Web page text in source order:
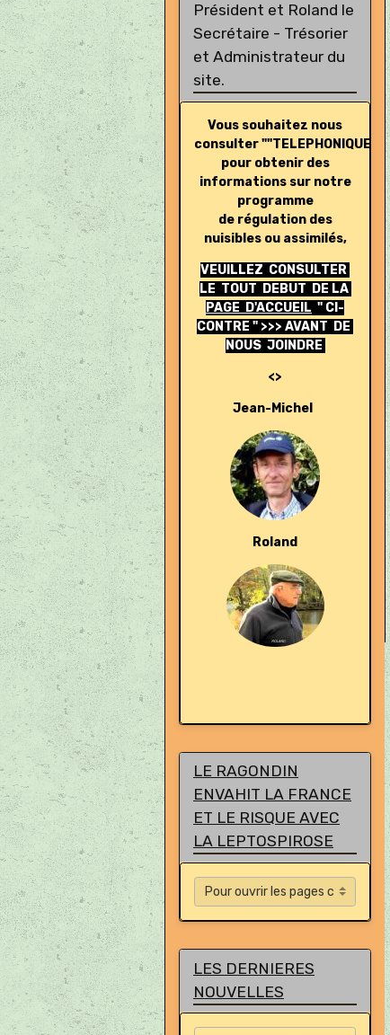
Président et Roland le
Secrétaire - Trésorier
et Administrateur du
site.
Vous souhaitez nous
consulter
pour obtenir des
informations sur notre
programme
de régulation des
nuisibles ou assimilés,
VEUILLEZ CONSULTER
LE TOUT DEBUT DE LA
PAGE D'ACCUEIL " CI-
CONTRE " >>> AVANT DE
NOUS JOINDRE
<>
Jean-Michel
Roland
LE RAGONDIN
ENVAHIT LA FRANCE
ET LE RISQUE AVEC
LA LEPTOSPIROSE
LES DERNIERES
NOUVELLES